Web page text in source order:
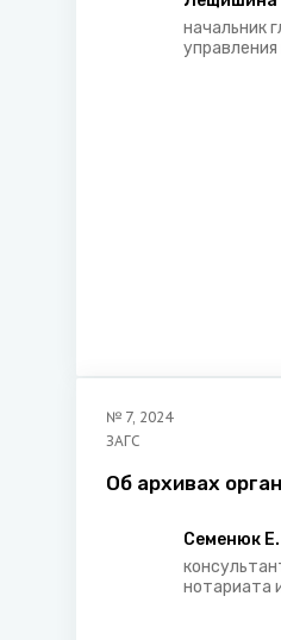
начальник
№ 7, 2024
ЗАГС
Об архивах
Семенюк
нотариата